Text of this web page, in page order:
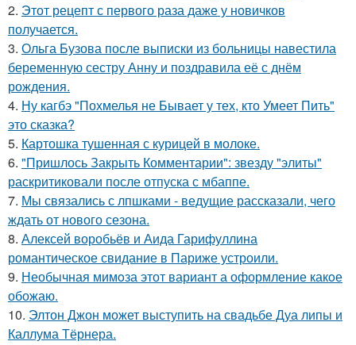
2. Этот рецепт с первого раза даже у новичков
получается.
3. Ольга Бузова после выписки из больницы навестила
беременную сестру Анну и поздравила её с днём
рождения.
4. Ну кагбэ "Похмелья не Бывает у тех, кто Умеет Пить"
это сказка?
5. Картошка тушенная с курицей в молоке.
6. "Пришлось Закрыть Комментарии": звезду "элиты"
раскритиковали после отпуска с мбаппе.
7. Мы связались с лпшками - ведущие рассказали, чего
ждать от нового сезона.
8. Алексей воробьёв и Аида Гарифуллина
романтическое свидание в Париже устроили.
9. Необычная мимoза этот вариант а оформление какoе
обожаю.
10. Элтон Джон может выступить на свадьбе Дуа липы и
Каллума Тёрнера.